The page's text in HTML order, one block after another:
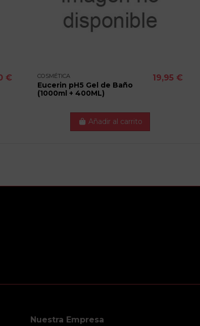
€ COSMÉTICA
Eucerin pH5 Gel de Baño
(1000ml + 400ML)
19,95 €
Añadir al carrito
Nuestra Empresa